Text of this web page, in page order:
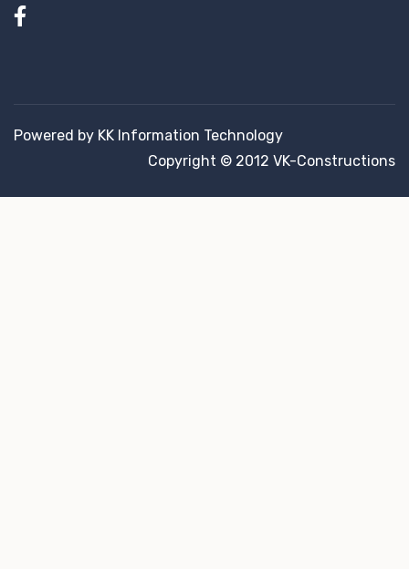
Powered by KK Information Technology
Copyright © 2012 VK-Constructions